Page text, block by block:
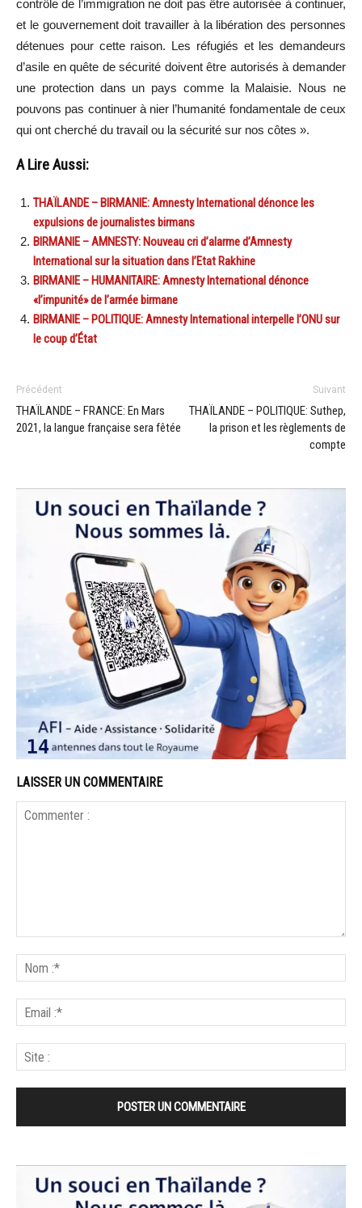
contrôle de l’immigration ne doit pas être autorisée à continuer,
et le gouvernement doit travailler à la libération des personnes
détenues pour cette raison. Les réfugiés et les demandeurs
d’asile en quête de sécurité doivent être autorisés à demander
une protection dans un pays comme la Malaisie. Nous ne
pouvons pas continuer à nier l’humanité fondamentale de ceux
qui ont cherché du travail ou la sécurité sur nos côtes ».
A Lire Aussi:
THAÏLANDE – BIRMANIE: Amnesty International dénonce les
expulsions de journalistes birmans
BIRMANIE – AMNESTY: Nouveau cri d’alarme d’Amnesty
International sur la situation dans l’Etat Rakhine
BIRMANIE – HUMANITAIRE: Amnesty International dénonce
«l’impunité» de l’armée birmane
BIRMANIE – POLITIQUE: Amnesty International interpelle l’ONU sur
le coup d’État
Précédent
THAÏLANDE – FRANCE: En Mars
2021, la langue française sera fêtée
Suivant
THAÏLANDE – POLITIQUE: Suthep,
la prison et les règlements de
compte
LAISSER UN COMMENTAIRE